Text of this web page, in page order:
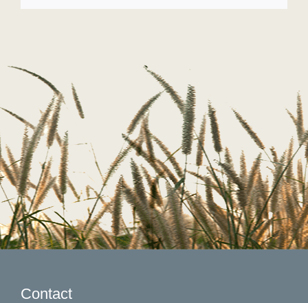
Contact